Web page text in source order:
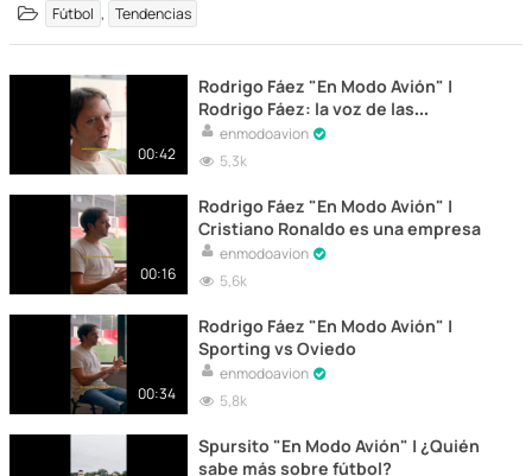
Fútbol , Tendencias
00:42
Rodrigo Fáez "En Modo Avión" |
Rodrigo Fáez: la voz de las
exclusivas
enmodoavion
5,3k
00:16
Rodrigo Fáez "En Modo Avión" |
Cristiano Ronaldo es una empresa
enmodoavion
5,6k
00:34
Rodrigo Fáez "En Modo Avión" |
Sporting vs Oviedo
enmodoavion
5,8k
Spursito "En Modo Avión" | ¿Quién
sabe más sobre fútbol?